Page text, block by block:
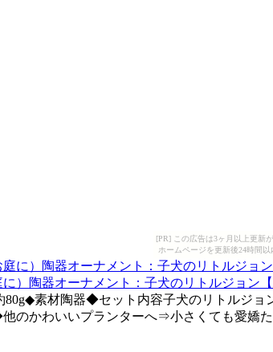
[PR] この広告は3ヶ月以上更新
ホームページを更新後24時間以
）陶器オーナメント：子犬のリトルジョン
素材陶器◆セット内容子犬のリトルジ
のかわいいプランターへ⇒小さくても愛嬌